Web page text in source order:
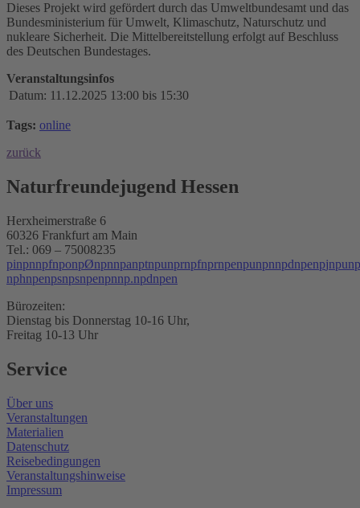
Dieses Projekt wird gefördert durch das Umweltbundesamt und das
Bundesministerium für Umwelt, Klimaschutz, Naturschutz und
nukleare Sicherheit. Die Mittelbereitstellung erfolgt auf Beschluss
des Deutschen Bundestages.
Veranstaltungsinfos
Datum: 11.12.2025 13:00 bis 15:30
Tags: online
zurück
Naturfreundejugend Hessen
Herxheimerstraße 6
60326 Frankfurt am Main
Tel.: 069 – 75008235
pinpnnpfnponpØnpnnpanptnpunprnpfnprnpenpunpnnpdnpenpjnpunp
nphnpenpsnpsnpenpnnp.npdnpen
Bürozeiten:
Dienstag bis Donnerstag 10-16 Uhr,
Freitag 10-13 Uhr
Service
Über uns
Veranstaltungen
Materialien
Datenschutz
Reisebedingungen
Veranstaltungshinweise
Impressum